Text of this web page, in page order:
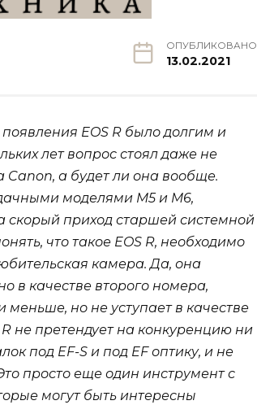
ОПУБЛИКОВАНО
13.02.2021
EOS R было долгим и
лет вопрос стоял даже не
Canon, а будет ли она вообще.
моделями M5 и M6,
скорый приход старшей системной
что такое EOS R, необходимо
камера. Да, она
в качестве второго номера,
но не уступает в качестве
не претендует на конкуренцию ни
под EF-S и под EF оптику, и не
просто еще один инструмент с
могут быть интересны